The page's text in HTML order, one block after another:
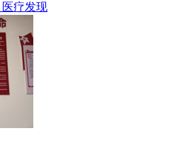
医疗发现